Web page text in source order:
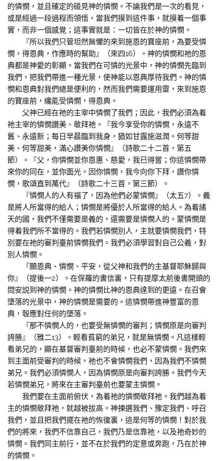
的憐憫，並且確定的碰見神的憐憫。不論我們是一次的看見，
或是經過一段過程而領悟，當我們摸到這件事，就摸着一個事
實，而非一個感覺；這事實就是：一切皆在於神的憐憫。
『所以我們只管坦然無懼的來到施恩的寶座前，為要受憐
憫，得恩典，作應時的幫助』（來四16）。神的憐憫和祂的恩
典都是神愛的彰顯。當我們在可憐的光景中，神的憐憫先臨到
我們，把我們帶進一種光景，使神能以恩典厚待我們。神的憐
憫和恩典對我們總是便利的，然而我們需要運用靈，來到施恩
的寶座前，纔能受憐憫，得恩典。
父神已經在祂的主宰中憐憫了我們；因此，我們必須為着
祂主宰的憐憫讚美、敬拜祂。『我今享受你的憐憫，永遠不
舊、永遠新；每日早晨臨到我身，猶如甘露施滋潤。何等甜
美、何等甜美，滿心讚美你憐憫』（詩歌二十二首，第五
節）。『父，你憐憫並你恩惠、慈愛，我已得嘗；你這憐憫帶
來你的同在，並你面光。因你憐憫，我今向你下拜，讚你憐
憫，歌頌直到萬代』（詩歌二十三首，第三節）。
『憐憫人的人有福了，因為他們必蒙憐憫』（太五7）。義
是將人所當得的給人；憐憫是將優於人所當得的給人。為着諸
天的國，我們不僅需要是義的，還需要是憐憫人的。蒙憐憫是
得着我們所不當得的。我們若憐憫別人，主就要憐憫我們，特
別要在祂的審判臺前憐憫我們。我們必須學習對自己公義，對
別人憐憫。
『願恩典、憐憫、平安，從父神和我們的主基督耶穌歸與
你』（提後一2）。在保羅的書信裏，只有提摩太前後書開頭的
問安説到神的憐憫。神的憐憫比神的恩典達到的更遠。在召會
墮落的光景中，神的憐憫是需要的。這憐憫帶進神豐富的恩
典，彀應對任何的墮落。
『那不憐憫人的，也要受無憐憫的審判；憐憫原是向審判
誇勝』（雅二13）。輕看貧窮的弟兄，就是無憐憫。凡這樣輕
看弟兄的，顯在基督審判臺前的時候，也必不蒙憐憫。我們來
到主面前受審判的時候，祂也不會憐憫我們，因為我們不憐憫
弟兄。我們必須憐憫人，因為憐憫原是向審判誇勝。我們今天
若憐憫弟兄，將來在主審判臺前也要蒙主憐憫。
我們要在主面前俯伏，為着祂的憐憫敬拜祂。我們越為着
主的憐憫敬拜祂，就越被拔高。神揀選我們、豫定我們、呼召
我們，並且把我們擺在祂的恢復裏，這是何等的憐憫！對於我
們的將來，我們不信靠自己，我們乃是信靠祂，以及祂奇妙的
憐憫。我們同主前行，並不在於我們的定意或奔跑，乃在於神
的憐憫。